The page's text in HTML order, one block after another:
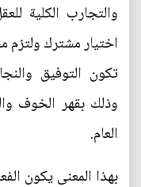
والتجارب الكلية
اختيار مشترك
تكون التوفيق
وذلك بقهر الخوف
العام.
بهذا المعنى يكون